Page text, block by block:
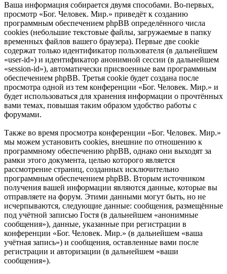
Ваша информация собирается двумя способами. Во-первых,
просмотр «Бог. Человек. Мир.» приведёт к созданию
программным обеспечением phpBB определённого числа
cookies (небольшие текстовые файлы, загружаемые в папку
временных файлов вашего браузера). Первые две cookie
содержат только идентификатор пользователя (в дальнейшем
«user-id») и идентификатор анонимной сессии (в дальнейшем
«session-id»), автоматически присвоенные вам программным
обеспечением phpBB. Третья cookie будет создана после
просмотра одной из тем конференции «Бог. Человек. Мир.» и
будет использоваться для хранения информации о прочтённых
вами темах, повышая таким образом удобство работы с
форумами.
Также во время просмотра конференции «Бог. Человек. Мир.»
мы можем установить cookies, внешние по отношению к
программному обеспечению phpBB, однако они выходят за
рамки этого документа, целью которого является
рассмотрение страниц, созданных исключительно
программным обеспечением phpBB. Вторым источником
получения вашей информации являются данные, которые вы
отправляете на форум. Этими данными могут быть, но не
исчерпываются, следующие данные: сообщения, размещённые
под учётной записью Гостя (в дальнейшем «анонимные
сообщения»), данные, указанные при регистрации в
конференции «Бог. Человек. Мир.» (в дальнейшем «ваша
учётная запись») и сообщения, оставленные вами после
регистрации и авторизации (в дальнейшем «ваши
сообщения»).